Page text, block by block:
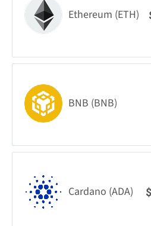
Ethereum (ETH)
BNB (BNB)
Cardano (ADA) $